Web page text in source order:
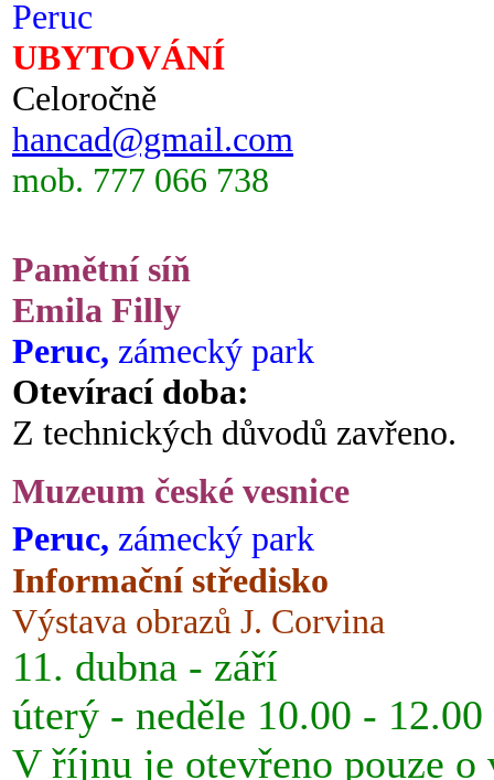
Peruc
UBYTOVÁNÍ
Celoročně
hancad@gmail.com
mob. 777 066 738
Pamětní síň
Emila Filly
Peruc, zámecký park
Otevírací doba:
Z technických důvodů zavřeno.
Muzeum české vesnice
Peruc, zámecký park
Informační středisko
Výstava obrazů J. Corvina
11. dubna - září
úterý - neděle 10.00 -
V říjnu je otevřeno pouze o